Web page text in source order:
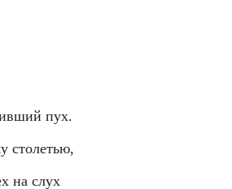
пух.
столетью,
на слух